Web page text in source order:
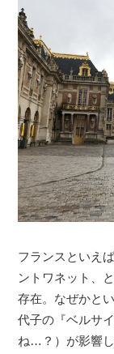
フランスといえ
ントワネット、
存在。なぜかと
代子の『ベルサ
ね…？）が影響